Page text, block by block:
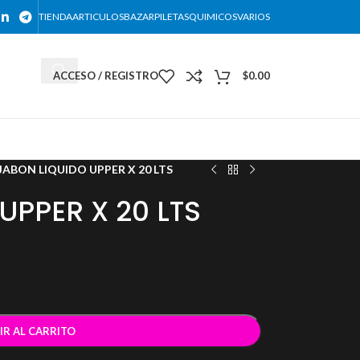
TIENDAARTICULOSBAZARPILETASQUIMICOSVARIOS
ACCESO / REGISTRO $0.00
LIQUIDO UPPER X 20 LTS
X 20 LTS
AL CARRITO